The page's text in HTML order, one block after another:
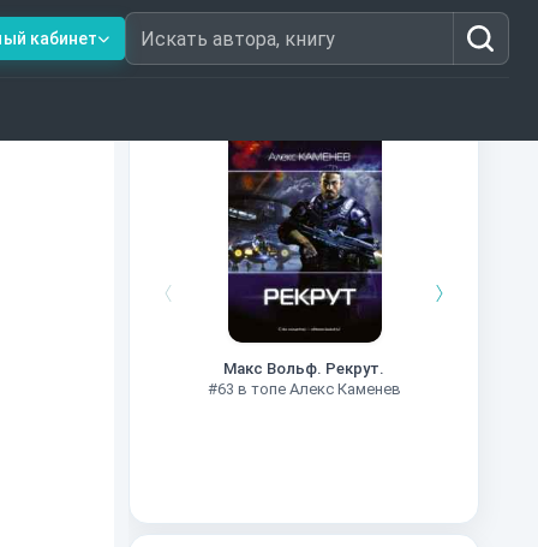
кабинет Искать автора, книгу
Книги из топ-100
Макс Вольф. Рекрут.
#63 в топе Алекс Каменев